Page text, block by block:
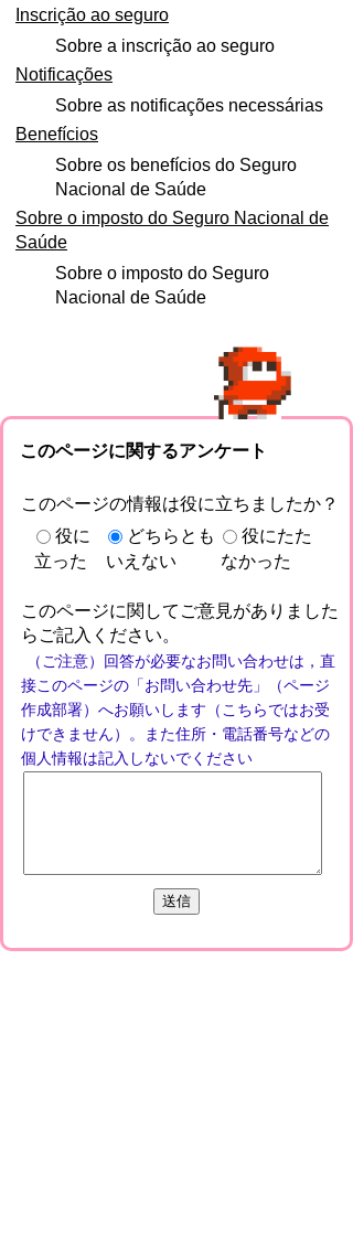
Inscrição ao seguro
Sobre a inscrição ao seguro
Notificações
Sobre as notificações necessárias
Benefícios
Sobre os benefícios do Seguro
Nacional de Saúde
Sobre o imposto do Seguro Nacional de
Saúde
Sobre o imposto do Seguro
Nacional de Saúde
このページに関するアンケート
このページの情報は役に立ちましたか？
役に
立った
どちらとも
いえない
役にたた
なかった
このページに関してご意見がありました
らご記入ください。
（ご注意）回答が必要なお問い合わせは，直
接このページの「お問い合わせ先」（ページ
作成部署）へお願いします（こちらではお受
けできません）。また住所・電話番号などの
個人情報は記入しないでください